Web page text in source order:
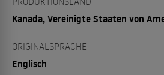
Kanada, Vereinigte Staaten von
ORIGINALSPRACHE
Englisch